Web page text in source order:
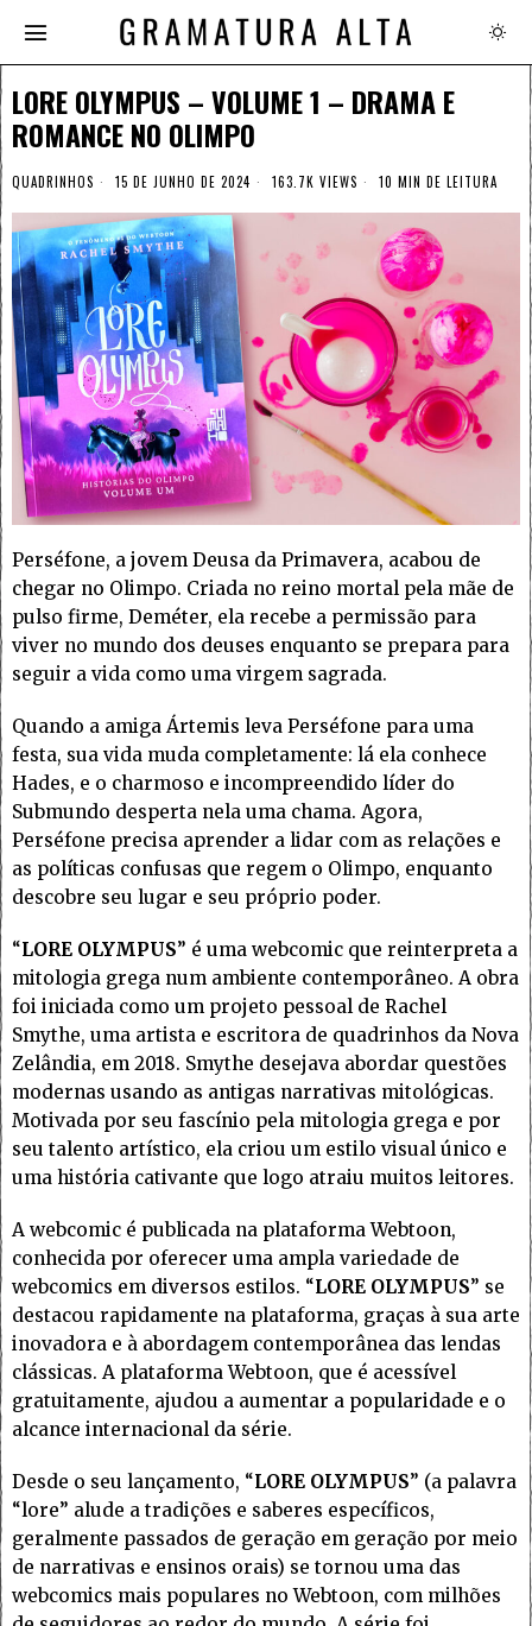
LORE OLYMPUS – VOLUME 1 – DRAMA E
ROMANCE NO OLIMPO
QUADRINHOS 15 DE JUNHO DE 2024 163.7K VIEWS 10 MIN DE LEITURA
Perséfone, a jovem Deusa da Primavera, acabou de
chegar no Olimpo. Criada no reino mortal pela mãe de
pulso firme, Deméter, ela recebe a permissão para
viver no mundo dos deuses enquanto se prepara para
seguir a vida como uma virgem sagrada.
Quando a amiga Ártemis leva Perséfone para uma
festa, sua vida muda completamente: lá ela conhece
Hades, e o charmoso e incompreendido líder do
Submundo desperta nela uma chama. Agora,
Perséfone precisa aprender a lidar com as relações e
as políticas confusas que regem o Olimpo, enquanto
descobre seu lugar e seu próprio poder.
“LORE OLYMPUS” é uma webcomic que reinterpreta a
mitologia grega num ambiente contemporâneo. A obra
foi iniciada como um projeto pessoal de Rachel
Smythe, uma artista e escritora de quadrinhos da Nova
Zelândia, em 2018. Smythe desejava abordar questões
modernas usando as antigas narrativas mitológicas.
Motivada por seu fascínio pela mitologia grega e por
seu talento artístico, ela criou um estilo visual único e
uma história cativante que logo atraiu muitos leitores.
A webcomic é publicada na plataforma Webtoon,
conhecida por oferecer uma ampla variedade de
webcomics em diversos estilos. “LORE OLYMPUS” se
destacou rapidamente na plataforma, graças à sua arte
inovadora e à abordagem contemporânea das lendas
clássicas. A plataforma Webtoon, que é acessível
gratuitamente, ajudou a aumentar a popularidade e o
alcance internacional da série.
Desde o seu lançamento, “LORE OLYMPUS” (a palavra
“lore” alude a tradições e saberes específicos,
geralmente passados de geração em geração por meio
de narrativas e ensinos orais) se tornou uma das
webcomics mais populares no Webtoon, com milhões